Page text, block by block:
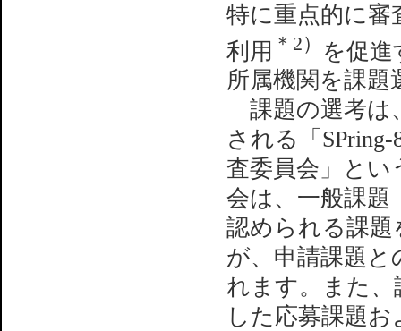
特に重点的に審
利用 ＊2）
を促進
所属機関を課題
課題の選考は
される「
査委員会」とい
会は、一般課題
認められる課
が、申請課題と
れます。また、
した応募課題